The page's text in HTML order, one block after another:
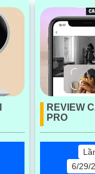
REVIEW
PRO
6/29/